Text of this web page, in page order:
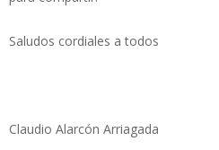
Saludos cordiales a todos
Claudio Alarcón Arriagada